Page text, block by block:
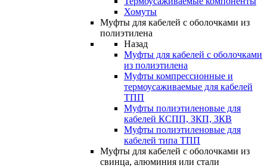
Хомуты
Муфты для кабелей с оболочками из
полиэтилена
Назад
Муфты для кабелей с оболочками
из полиэтилена
Муфты компрессионные и
термоусаживаемые для кабелей
ТПП
Муфты полиэтиленовые для
кабелей КСПП, ЗКП, ЗКВ
Муфты полиэтиленовые для
кабелей типа ТПП
Муфты для кабелей с оболочками из
свинца, алюминия или стали